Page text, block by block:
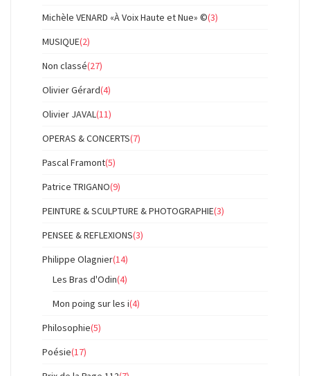
Michèle VENARD «À Voix Haute et Nue» ©(3)
MUSIQUE(2)
Non classé(27)
Olivier Gérard(4)
Olivier JAVAL(11)
OPERAS & CONCERTS(7)
Pascal Framont(5)
Patrice TRIGANO(9)
PEINTURE & SCULPTURE & PHOTOGRAPHIE(3)
PENSEE & REFLEXIONS(3)
Philippe Olagnier(14)
Les Bras d'Odin(4)
Mon poing sur les i(4)
Philosophie(5)
Poésie(17)